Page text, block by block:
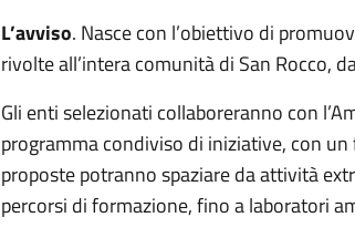
L’avviso. Nasce con l’obiettivo di
rivolte all’intera comunità di San Rocco,
Gli enti selezionati collaboreranno con
programma condiviso di iniziative, con
proposte potranno spaziare da attività
percorsi di formazione, fino a laboratori